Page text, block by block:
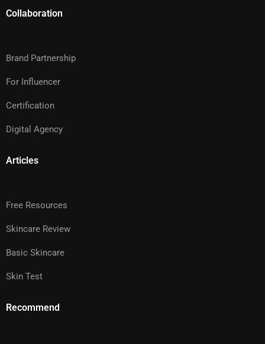
Collaboration
Brand Partnership
For Influencer
Certification
Digital Agency
Articles
Free Resources
Skincare Review
Basic Skincare
Skin Test
Recommend